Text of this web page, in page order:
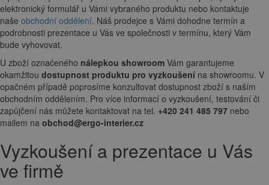
elektronický formulář u Vámi vybraného produktu nebo kontaktuje
naše obchodní oddělení. Náš prodejce s Vámi dohodne termín a
podrobnosti prezentace u Vás ve společnosti v termínu, který Vám
bude vyhovovat.
U zboží označeného nálepkou showroom Vám garantujeme
okamžitou dostupnost produktu pro vyzkoušení na showroomu. V
opačném případě poprosíme konzultovat dostupnost zboží s naším
obchodním oddělením. Pro více informací o vyzkoušení, testování či
zapůjčení nás můžete kontaktovat na tel. +420 241 485 797 nebo
mailem na obchod@ergo-interier.cz
Vyzkoušení a prezentace u Vás
ve firmě